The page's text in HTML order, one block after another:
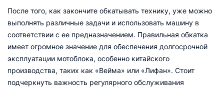
После того, как закончите обкатывать технику, уже можно
выполнять различные задачи и использовать машину в
соответствии с ее предназначением. Правильная обкатка
имеет огромное значение для обеспечения долгосрочной
эксплуатации мотоблока, особенно китайского
производства, таких как «Вейма» или «Лифан». Стоит
подчеркнуть важность регулярного обслуживания